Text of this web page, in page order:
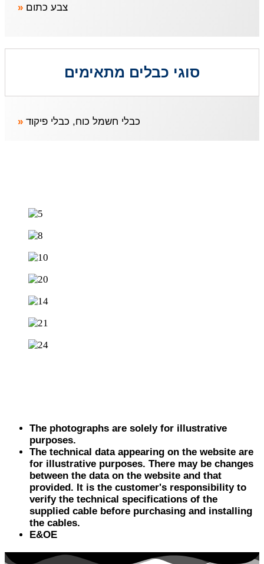
» צבע כתום
סוגי כבלים מתאימים
» כבלי חשמל כוח, כבלי פיקוד
The photographs are solely for illustrative
purposes.
The technical data appearing on the website are
for illustrative purposes. There may be changes
between the data on the website and that
provided. It is the customer's responsibility to
verify the technical specifications of the
supplied cable before purchasing and installing
the cables.
E&OE